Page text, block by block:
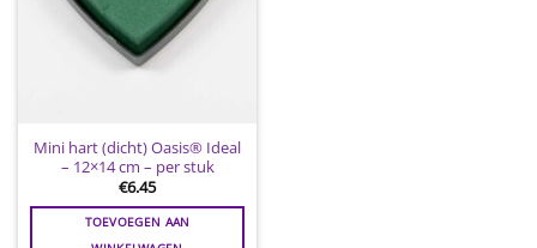
Mini hart (dicht) Oasis® Ideal
– 12×14 cm – per stuk
€6.45
TOEVOEGEN AAN